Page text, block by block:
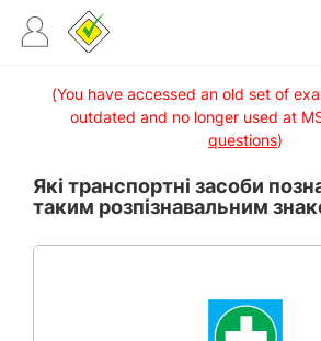
(You have accessed an old set of
outdated and no longer used at
questions)
Які транспортні засоби
таким розпізнавальним